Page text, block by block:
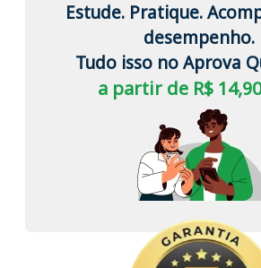
Estude. Pratique.
desempenho.
Tudo isso no Aprova
a partir de R$